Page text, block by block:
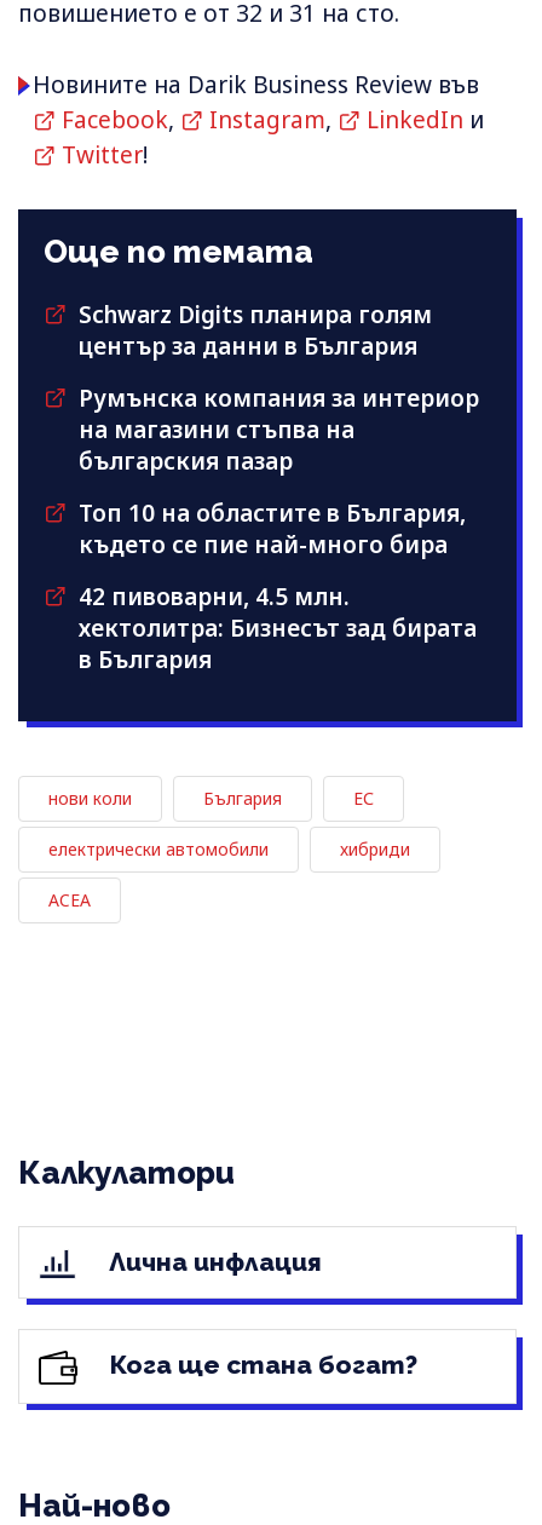
повишението е от 32 и 31 на сто.
Новините на Darik Business Review във
Facebook, Instagram, LinkedIn и
Twitter!
Още по темата
Schwarz Digits планира голям
център за данни в България
Румънска компания за интериор
на магазини стъпва на
българския пазар
Топ 10 на областите в България,
където се пие най-много бира
42 пивоварни, 4.5 млн.
хектолитра: Бизнесът зад бирата
в България
нови коли България ЕС
електрически автомобили хибриди
ACEA
Калкулатори
Лична инфлация
Кога ще стана богат?
Най-ново